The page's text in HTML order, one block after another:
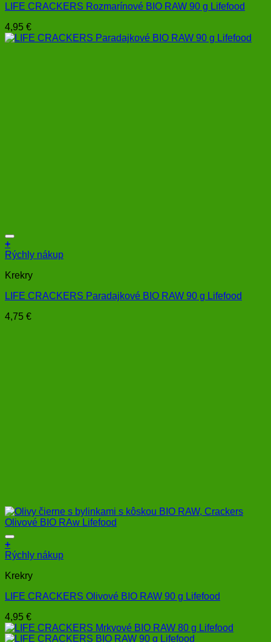
LIFE CRACKERS Rozmarínové BIO RAW 90 g Lifefood
4,95 €
+
Rýchly nákup
Krekry
LIFE CRACKERS Paradajkové BIO RAW 90 g Lifefood
4,75 €
+
Rýchly nákup
Krekry
LIFE CRACKERS Olivové BIO RAW 90 g Lifefood
4,95 €